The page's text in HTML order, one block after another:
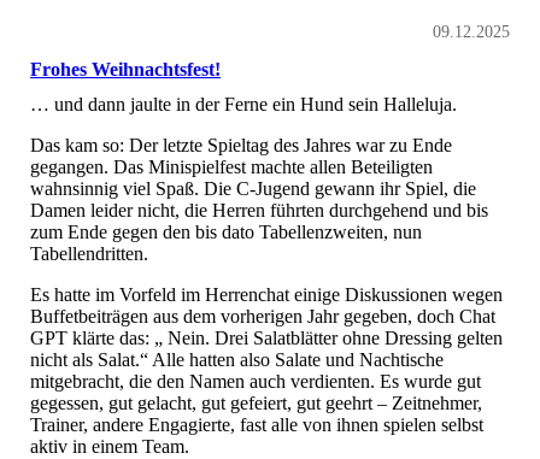
09.12.2025
Frohes Weihnachtsfest!
… und dann jaulte in der Ferne ein Hund sein Halleluja.
Das kam so: Der letzte Spieltag des Jahres war zu Ende
gegangen. Das Minispielfest machte allen Beteiligten
wahnsinnig viel Spaß. Die C-Jugend gewann ihr Spiel, die
Damen leider nicht, die Herren führten durchgehend und bis
zum Ende gegen den bis dato Tabellenzweiten, nun
Tabellendritten.
Es hatte im Vorfeld im Herrenchat einige Diskussionen wegen
Buffetbeiträgen aus dem vorherigen Jahr gegeben, doch Chat
GPT klärte das: „ Nein. Drei Salatblätter ohne Dressing gelten
nicht als Salat.“ Alle hatten also Salate und Nachtische
mitgebracht, die den Namen auch verdienten. Es wurde gut
gegessen, gut gelacht, gut gefeiert, gut geehrt – Zeitnehmer,
Trainer, andere Engagierte, fast alle von ihnen spielen selbst
aktiv in einem Team.